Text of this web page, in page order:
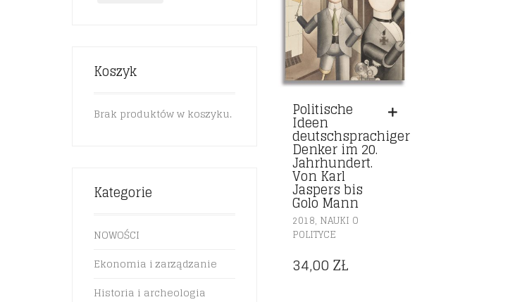
Politische
Ideen
deutschsprachiger
Denker im 20.
Jahrhundert.
Von Karl
Jaspers bis
Golo Mann
2018, NAUKI O
POLITYCE
34,00ZŁ
Koszyk
Brak produktów w koszyku.
Kategorie
NOWOŚCI
Ekonomia i zarządzanie
Historia i archeologia